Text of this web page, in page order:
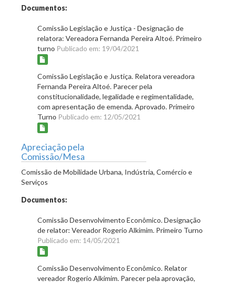
Documentos:
Comissão Legislação e Justiça - Designação de
relatora: Vereadora Fernanda Pereira Altoé. Primeiro
turno Publicado em: 19/04/2021
Comissão Legislação e Justiça. Relatora vereadora
Fernanda Pereira Altoé. Parecer pela
constitucionalidade, legalidade e regimentalidade,
com apresentação de emenda. Aprovado. Primeiro
Turno Publicado em: 12/05/2021
Apreciação pela
Comissão/Mesa
Comissão de Mobilidade Urbana, Indústria, Comércio e
Serviços
Documentos:
Comissão Desenvolvimento Econômico. Designação
de relator: Vereador Rogerio Alkimim. Primeiro Turno
Publicado em: 14/05/2021
Comissão Desenvolvimento Econômico. Relator
vereador Rogerio Alkimim. Parecer pela aprovação,